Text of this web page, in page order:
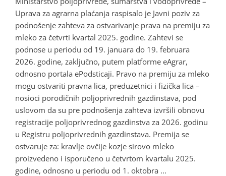
Uprava za agrarna plaćanja raspisalo je Javni poziv za
podnošenje zahteva za ostvarivanje prava na premiju za
mleko za četvrti kvartal 2025. godine. Zahtevi se
podnose u periodu od 19. januara do 19. februara
2026. godine, zaključno, putem platforme eAgrar,
odnosno portala ePodsticaji. Pravo na premiju za mleko
mogu ostvariti pravna lica, preduzetnici i fizička lica –
nosioci porodičnih poljoprivrednih gazdinstava, pod
uslovom da su pre podnošenja zahteva izvršili obnovu
registracije poljoprivrednog gazdinstva za 2026. godinu
u Registru poljoprivrednih gazdinstava. Premija se
ostvaruje za: kravlje ovčije kozje sirovo mleko
proizvedeno i isporučeno u četvrtom kvartalu 2025.
godine, odnosno u periodu od 1. oktobra ...